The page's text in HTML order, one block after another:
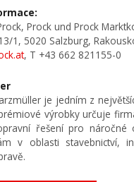
Prock und Prock
1, 5020 Salzburg,
, T +43 662 821155-0
je jedním z
výrobky určuje
řešení pro
v oblasti stavebnictví,